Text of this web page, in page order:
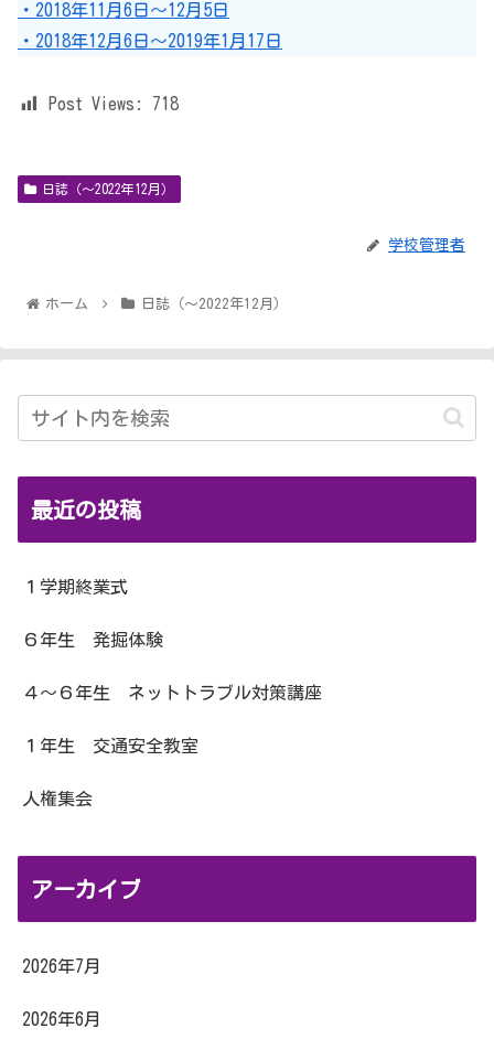
・2018年11月6日～12月5日
・2018年12月6日～2019年1月17日
Post Views: 718
日誌（～2022年12月）
学校管理者
ホーム 日誌（～2022年12月）
最近の投稿
１学期終業式
６年生 発掘体験
４～６年生 ネットトラブル対策講座
１年生 交通安全教室
人権集会
アーカイブ
2026年7月
2026年6月